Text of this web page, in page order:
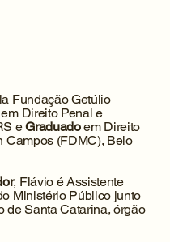
Fundação Getúlio
Direito Penal e
eGraduadoem Direito
Campos (FDMC), Belo
, Flávio é Assistente
Ministério Público junto
de Santa Catarina, órgão